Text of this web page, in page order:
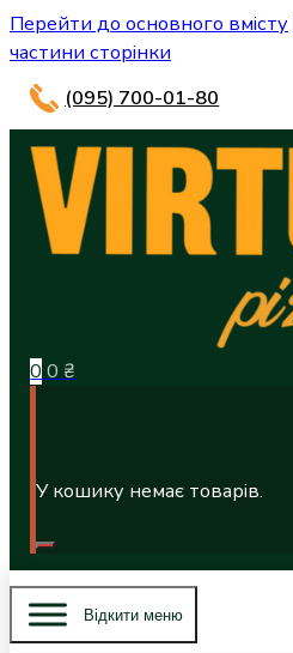
Перейти до основного вмісту
частини сторінки
(095) 700-01-80
0 0 ₴
У кошику немає товарів.
Вiдкити меню